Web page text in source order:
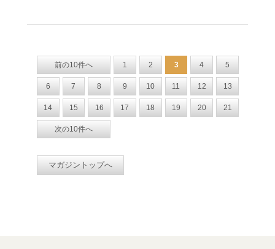
前の10件へ 1 2 3 4 5
6 7 8 9 10 11 12 13
14 15 16 17 18 19 20 21
次の10件へ
マガジントップへ